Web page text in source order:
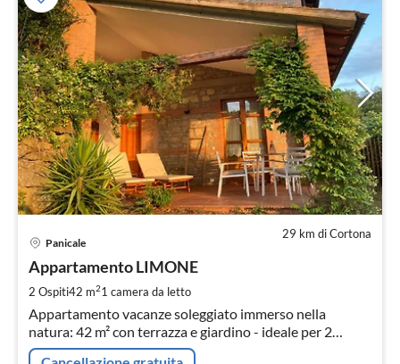
29 km di Cortona
Panicale
Appartamento LIMONE
2 Ospiti42 m21 camera da letto
Appartamento vacanze soleggiato immerso nella
natura: 42 m² con terrazza e giardino - ideale per 2
persone